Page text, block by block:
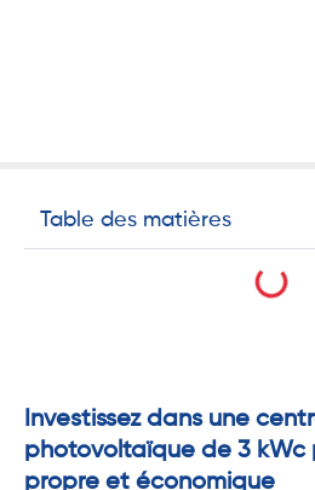
Table des matières
Investissez dans une
photovoltaïque de 3 kWc
propre et économique